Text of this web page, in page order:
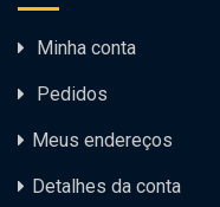
Minha conta
Pedidos
Meus endereços
Detalhes da conta